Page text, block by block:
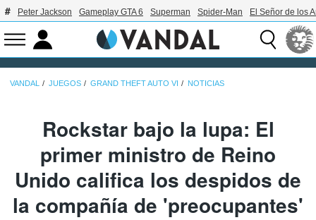
Peter Jackson Gameplay GTA 6 Superman Spider-Man El Señor de los
VANDAL JUEGOS GRAND THEFT AUTO VI NOTICIAS
Rockstar bajo la lupa: El
primer ministro de Reino
Unido califica los despidos de
la compañía de 'preocupantes'